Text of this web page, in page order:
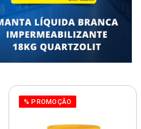
% PROMOÇÃO